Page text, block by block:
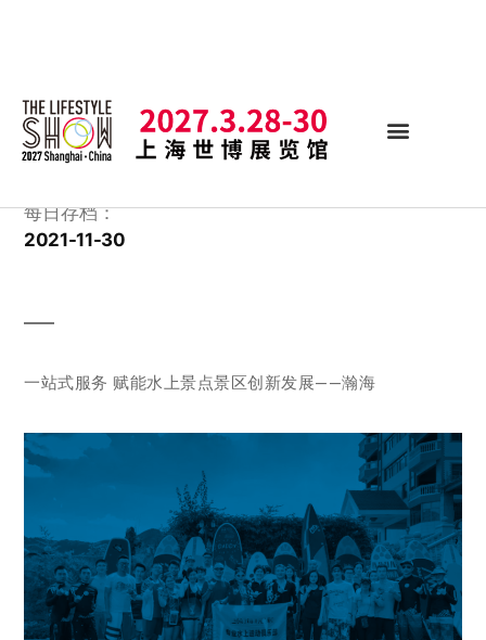
每日存档：
2021-11-30
一站式服务 赋能水上景点景区创新发展——瀚海